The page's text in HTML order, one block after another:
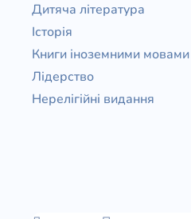
Дитяча література
Історія
Книги іноземними мовами
Лідерство
Нерелігійні видання